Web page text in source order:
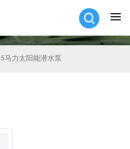
5马力太阳能潜水泵